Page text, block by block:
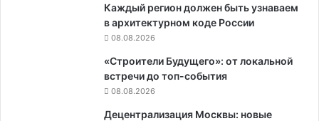
Каждый регион должен быть узнаваем
в архитектурном коде России
08.08.2026
«Строители Будущего»: от локальной
встречи до топ-события
08.08.2026
Децентрализация Москвы: новые